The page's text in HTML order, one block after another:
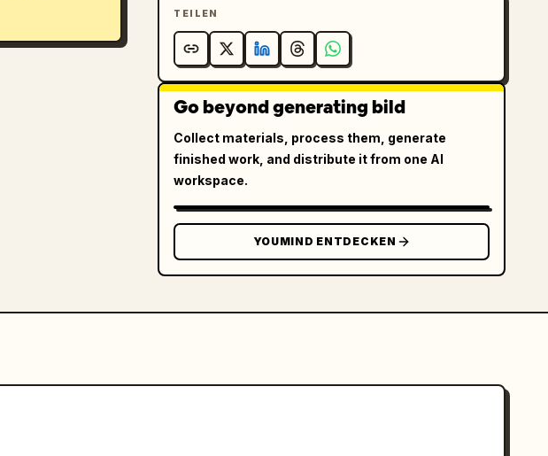
TEILEN
Go beyond generating bild
Collect materials, process them, generate
finished work, and distribute it from one AI
workspace.
YOUMIND ENTDECKEN